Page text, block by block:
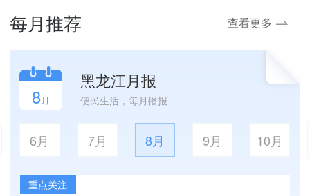
每月推荐 查看更多
8月
黑龙江月报
便民生活，每月播报
6月 7月 8月 9月 10月
重点关注